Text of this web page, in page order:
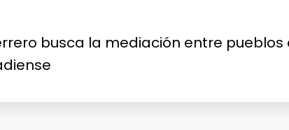
busca la mediación entre pueblos